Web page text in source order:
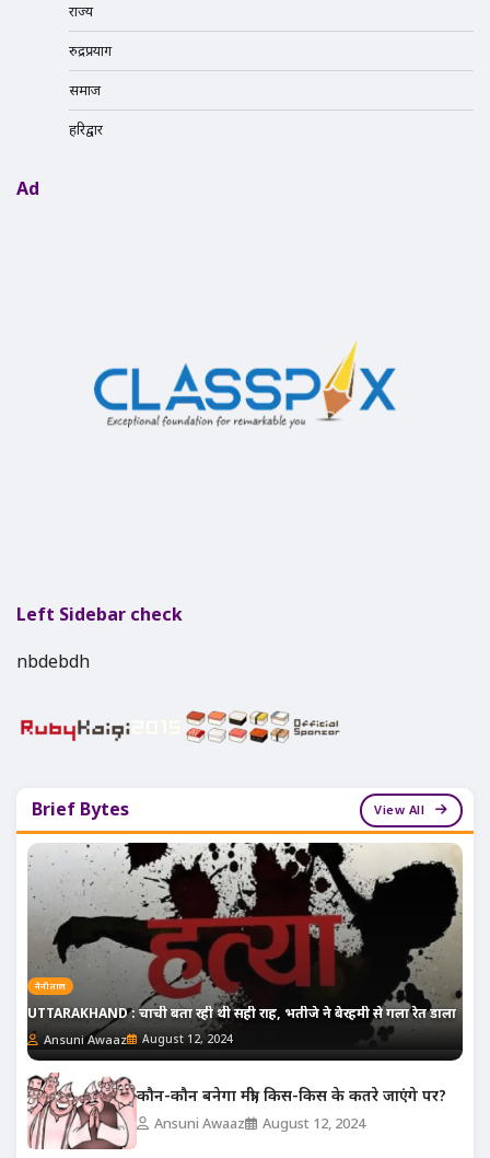
राज्य
रुद्रप्रयाग
समाज
हरिद्वार
Ad
Left Sidebar check
nbdebdh
Brief Bytes View All
नैनीताल
UTTARAKHAND : चाची बता रही थी सही राह, भतीजे ने बेरहमी से गला रेत डाला
Ansuni Awaaz August 12, 2024
कौन-कौन बनेगा मंत्री, किस-किस के कतरे जाएंगे पर?
Ansuni Awaaz August 12, 2024